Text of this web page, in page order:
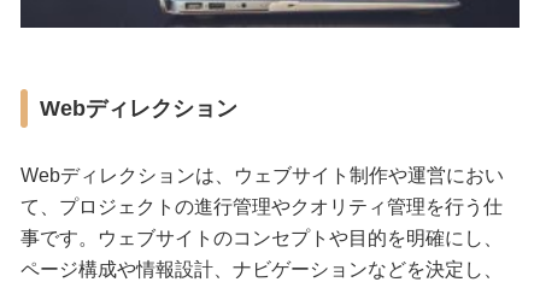
Webディレクション
Webディレクションは、ウェブサイト制作や運営におい
て、プロジェクトの進行管理やクオリティ管理を行う仕
事です。ウェブサイトのコンセプトや目的を明確にし、
ページ構成や情報設計、ナビゲーションなどを決定し、